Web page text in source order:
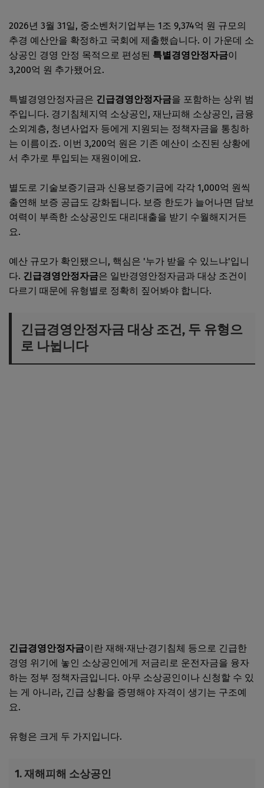
2026년 3월 31일, 중소벤처기업부는 1조 9,374억 원 규모의
추경 예산안을 확정하고 국회에 제출했습니다. 이 가운데 소
상공인 경영 안정 목적으로 편성된 특별경영안정자금이
3,200억 원 추가됐어요.
특별경영안정자금은 긴급경영안정자금을 포함하는 상위 범
주입니다. 경기침체지역 소상공인, 재난피해 소상공인, 금융
소외계층, 청년사업자 등에게 지원되는 정책자금을 통칭하
는 이름이죠. 이번 3,200억 원은 기존 예산이 소진된 상황에
서 추가로 투입되는 재원이에요.
별도로 기술보증기금과 신용보증기금에 각각 1,000억 원씩
출연해 보증 공급도 강화됩니다. 보증 한도가 늘어나면 담보
여력이 부족한 소상공인도 대리대출을 받기 수월해지거든
요.
예산 규모가 확인됐으니, 핵심은 '누가 받을 수 있느냐'입니
다. 긴급경영안정자금은 일반경영안정자금과 대상 조건이
다르기 때문에 유형별로 정확히 짚어봐야 합니다.
긴급경영안정자금 대상 조건, 두 유형으
로 나뉩니다
긴급경영안정자금이란 재해·재난·경기침체 등으로 긴급한
경영 위기에 놓인 소상공인에게 저금리로 운전자금을 융자
하는 정부 정책자금입니다. 아무 소상공인이나 신청할 수 있
는 게 아니라, 긴급 상황을 증명해야 자격이 생기는 구조예
요.
유형은 크게 두 가지입니다.
1. 재해피해 소상공인